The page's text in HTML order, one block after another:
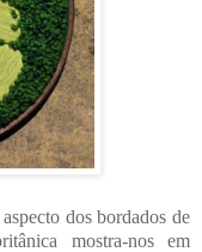
dos bordados de
mostra-nos em